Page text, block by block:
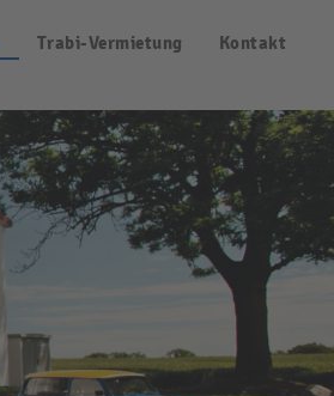
Trabi-Vermietung Kontakt